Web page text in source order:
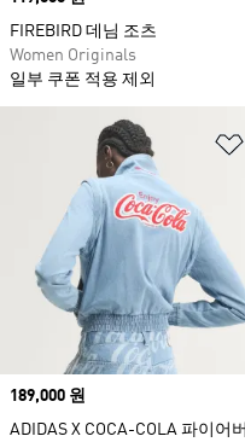
FIREBIRD 데님 조츠
Women Originals
일부 쿠폰 적용 제외
Price
189,000 원
ADIDAS X COCA-COLA 파이어버